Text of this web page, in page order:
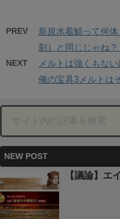
PREV
新規水着鯖って何
刻）と同じじゃね？
NEXT
メルトは強くもな
俺の宝具3メルトは
NEW POST
【議論】エ